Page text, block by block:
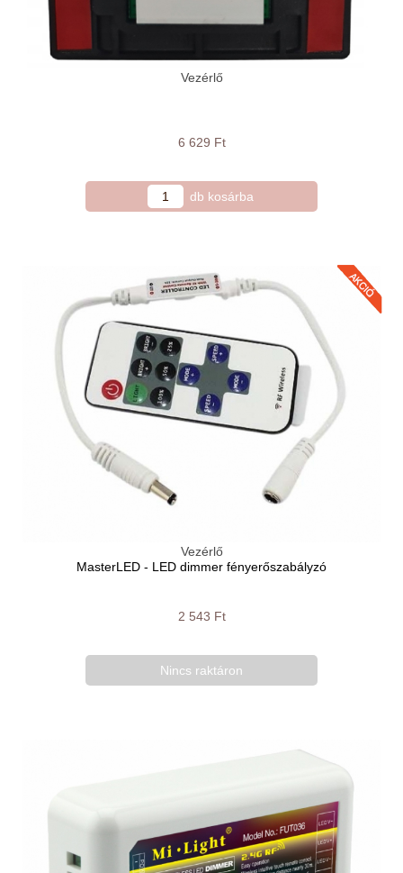
Vezérlő
6 629 Ft
Vezérlő
MasterLED - LED dimmer fényerőszabályzó
2 543 Ft
Nincs raktáron